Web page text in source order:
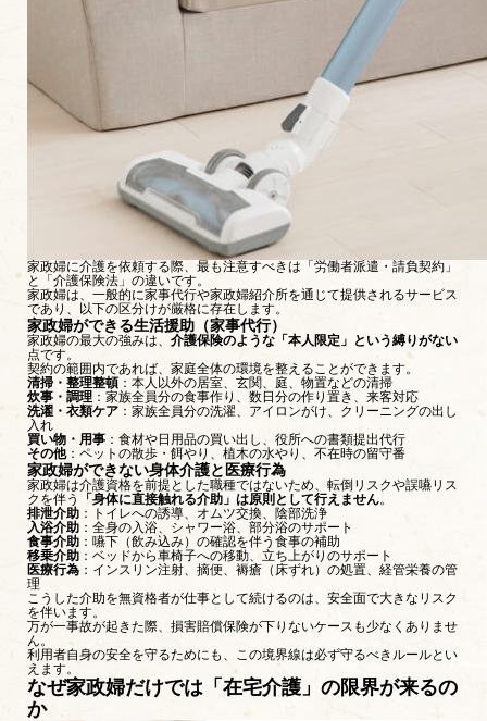
家政婦に介護を依頼する際、最も注意すべきは「労働者派遣・請負契約」
と「介護保険法」の違いです。
家政婦は、一般的に家事代行や家政婦紹介所を通じて提供されるサービス
であり、以下の区分けが厳格に存在します。
家政婦ができる生活援助（家事代行）
家政婦の最大の強みは、 介護保険のような「本人限定」という縛りがない
点です。
契約の範囲内であれば、家庭全体の環境を整えることができます。
清掃・整理整頓 ：本人以外の居室、玄関、庭、物置などの清掃
炊事・調理 ：家族全員分の食事作り、数日分の作り置き、来客対応
洗濯・衣類ケア ：家族全員分の洗濯、アイロンがけ、クリーニングの出し
入れ
買い物・用事 ：食材や日用品の買い出し、役所への書類提出代行
その他：ペットの散歩・餌やり、植木の水やり、不在時の留守番
家政婦ができない身体介護と医療行為
家政婦は介護資格を前提とした職種ではないため、転倒リスクや誤嚥リス
クを伴う
「身体に直接触れる介助」は原則として行えません。
排泄介助 ：トイレへの誘導、オムツ交換、陰部洗浄
入浴介助 ：全身の入浴、シャワー浴、部分浴のサポート
食事介助 ：嚥下（飲み込み）の確認を伴う食事の補助
移乗介助 ：ベッドから車椅子への移動、立ち上がりのサポート
医療行為 ：インスリン注射、摘便、褥瘡（床ずれ）の処置、経管栄養の管
理
こうした介助を無資格者が仕事として続けるのは、安全面で大きなリスク
を伴います。
万が一事故が起きた際、損害賠償保険が下りないケースも少なくありませ
ん。
利用者自身の安全を守るためにも、この境界線は必ず守るべきルールとい
えます。
なぜ家政婦だけでは「在宅介護」の限界が来るの
か